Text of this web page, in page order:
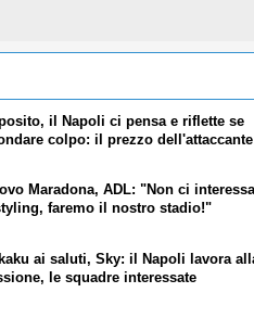
il Napoli ci pensa e riflette se
colpo: il prezzo dell'attaccante
Maradona, ADL: "Non ci interessa
faremo il nostro stadio!"
ai saluti, Sky: il Napoli lavora
le squadre interessate